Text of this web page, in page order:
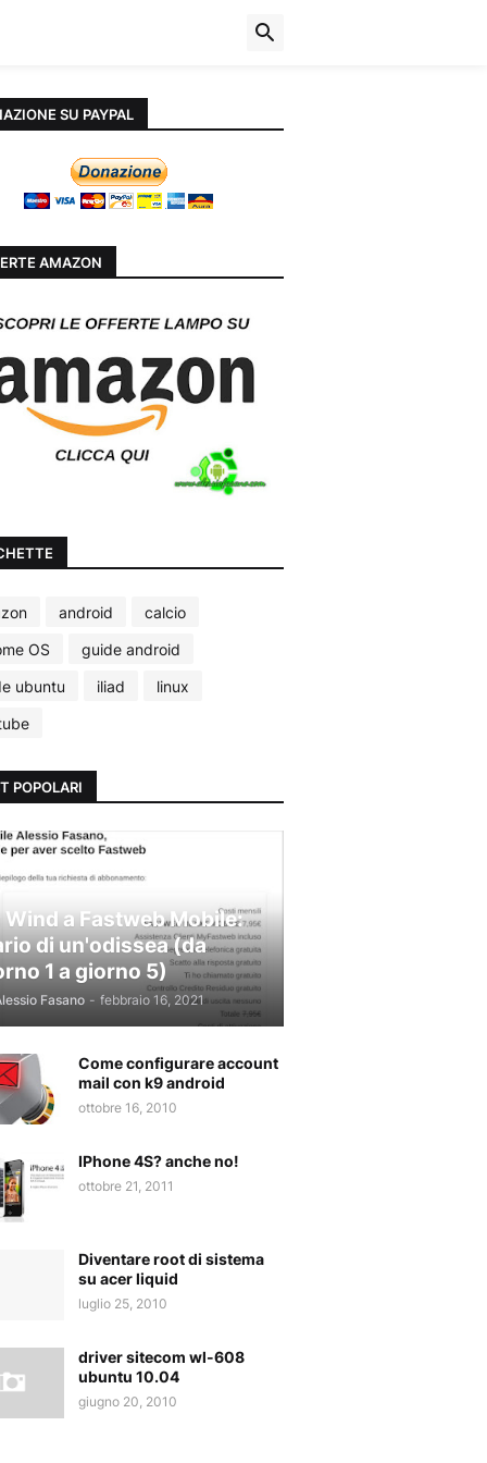
SU PAYPAL
AMAZON
android
calcio
OS
guide android
ubuntu
iliad
linux
POPOLARI
Wind a Fastweb Mobile:
di un'odissea (da
1 a giorno 5)
Fasano - febbraio 16, 2021
Come configurare account
mail con k9 android
ottobre 16, 2010
IPhone 4S? anche no!
ottobre 21, 2011
Diventare root di sistema
su acer liquid
luglio 25, 2010
driver sitecom wl-608
ubuntu 10.04
giugno 20, 2010